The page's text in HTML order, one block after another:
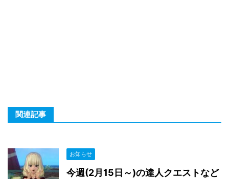
関連記事
お知らせ
今週(2月15日～)の達人クエストなど